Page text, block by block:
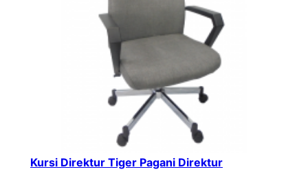
Kursi Direktur Tiger Pagani Direktur